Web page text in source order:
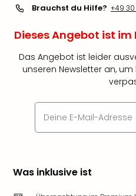
Brauchst du Hilfe? +49
Dieses Angebot ist
Das Angebot ist leider
unseren Newsletter an,
Was inklusive ist